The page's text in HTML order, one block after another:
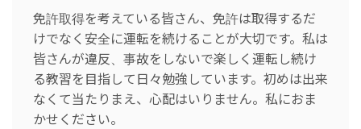
免許取得を考えている皆さん、免許は取得するだ
けでなく安全に運転を続けることが大切です。私は
皆さんが違反、事故をしないで楽しく運転し続け
る教習を目指して日々勉強しています。初めは出来
なくて当たりまえ、心配はいりません。私におま
かせください。